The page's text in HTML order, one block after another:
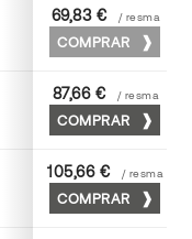
63 x 88
69,83 € / resma
COMPRAR
72 x 102
87,66 € / resma
COMPRAR
70 x 100
105,66 € / resma
COMPRAR